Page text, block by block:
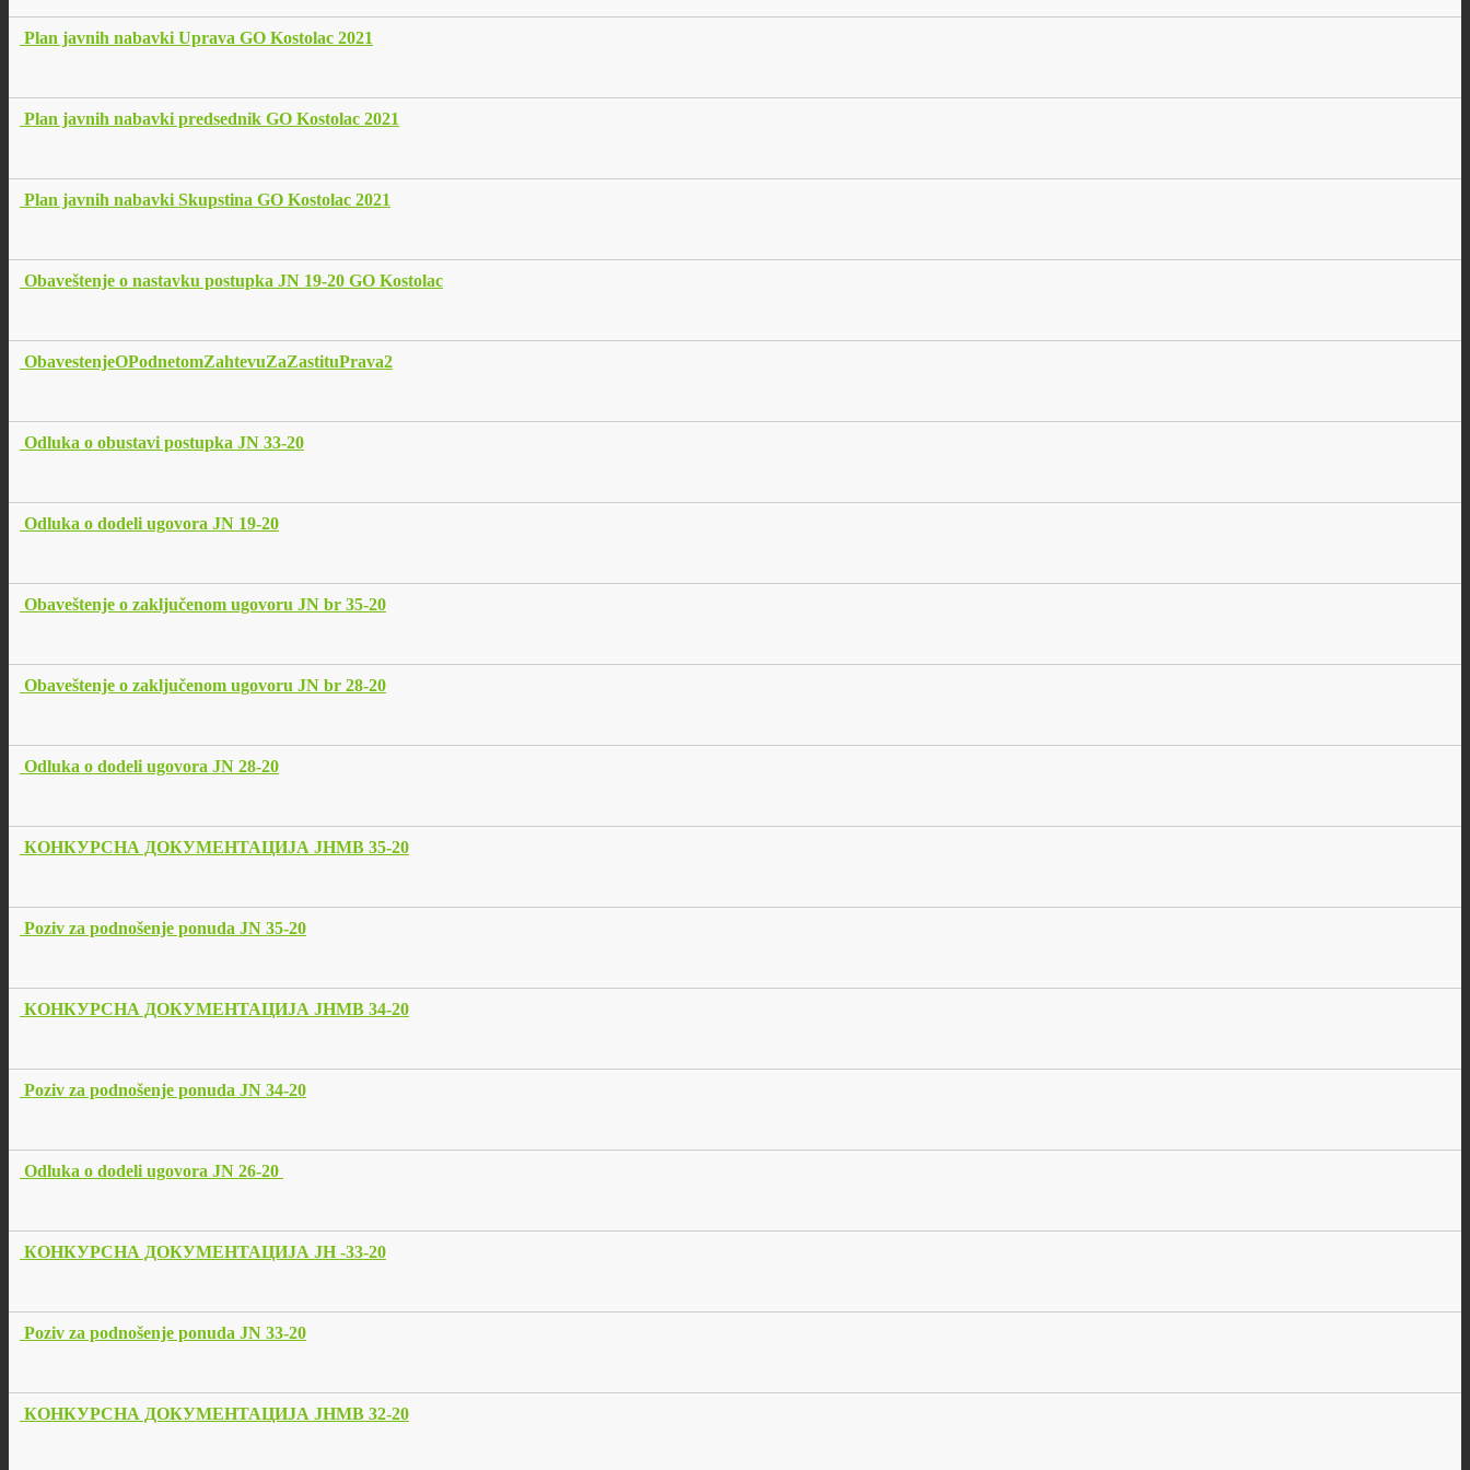
Plan javnih nabavki Uprava GO Kostolac 2021
Plan javnih nabavki predsednik GO Kostolac 2021
Plan javnih nabavki Skupstina GO Kostolac 2021
Obaveštenje o nastavku postupka JN 19-20 GO Kostolac
ObavestenjeOPodnetomZahtevuZaZastituPrava2
Odluka o obustavi postupka JN 33-20
Odluka o dodeli ugovora JN 19-20
Obaveštenje o zaključenom ugovoru JN br 35-20
Obaveštenje o zaključenom ugovoru JN br 28-20
Odluka o dodeli ugovora JN 28-20
КОНКУРСНА ДОКУМЕНТАЦИЈА ЈНМВ 35-20
Poziv za podnošenje ponuda JN 35-20
КОНКУРСНА ДОКУМЕНТАЦИЈА ЈНМВ 34-20
Poziv za podnošenje ponuda JN 34-20
Odluka o dodeli ugovora JN 26-20
КОНКУРСНА ДОКУМЕНТАЦИЈА ЈН -33-20
Poziv za podnošenje ponuda JN 33-20
КОНКУРСНА ДОКУМЕНТАЦИЈА ЈНМВ 32-20